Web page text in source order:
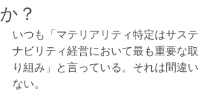
か？
いつも「マテリアリティ特定はサステ
ナビリティ経営において最も重要な取
り組み」と言っている。それは間違い
ない。